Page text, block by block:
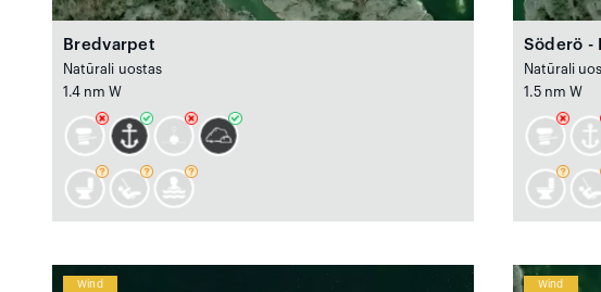
Bredvarpet
Natūrali uostas
1.4 nm W
Söderö -
Natūrali
1.5 nm W
Wind Wind